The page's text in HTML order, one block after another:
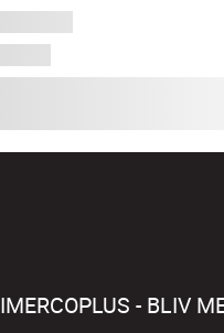
IMERCOPLUS - BLIV